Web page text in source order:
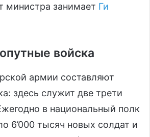
министра занимает Ги
войска
армии составляют
здесь служит две трети
в национальный полк
6’000 тысяч новых солдат и